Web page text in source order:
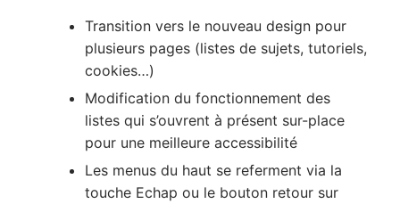
Transition vers le nouveau design pour
plusieurs pages (listes de sujets, tutoriels,
cookies…)
Modification du fonctionnement des
listes qui s’ouvrent à présent sur-place
pour une meilleure accessibilité
Les menus du haut se referment via la
touche Echap ou le bouton retour sur